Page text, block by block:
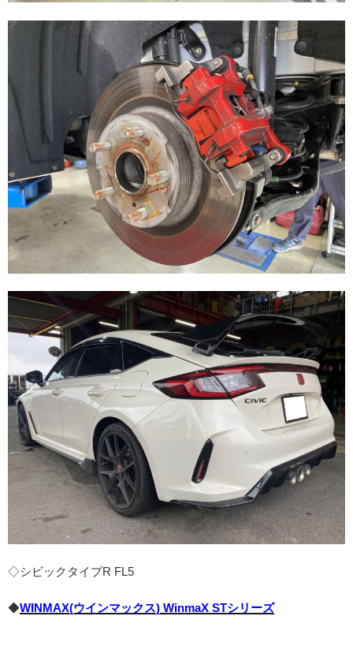
◇シビックタイプR FL5
◆WINMAX(ウインマックス) WinmaX STシリーズ